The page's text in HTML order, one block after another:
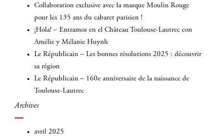
Collaboration exclusive avec la marque Moulin Rouge
pour les 135 ans du cabaret parisien !
¡Hola! – Entramos en el Château Toulouse-Lautrec con
Amélie y Mélanie Huynh
Le Républicain – Les bonnes résolutions 2025 : découvrir
sa région
Le Républicain – 160e anniversaire de la naissance de
Toulouse-Lautrec
Archives
avril 2025